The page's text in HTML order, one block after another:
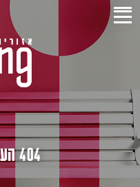
404 העמוד לא נמצא